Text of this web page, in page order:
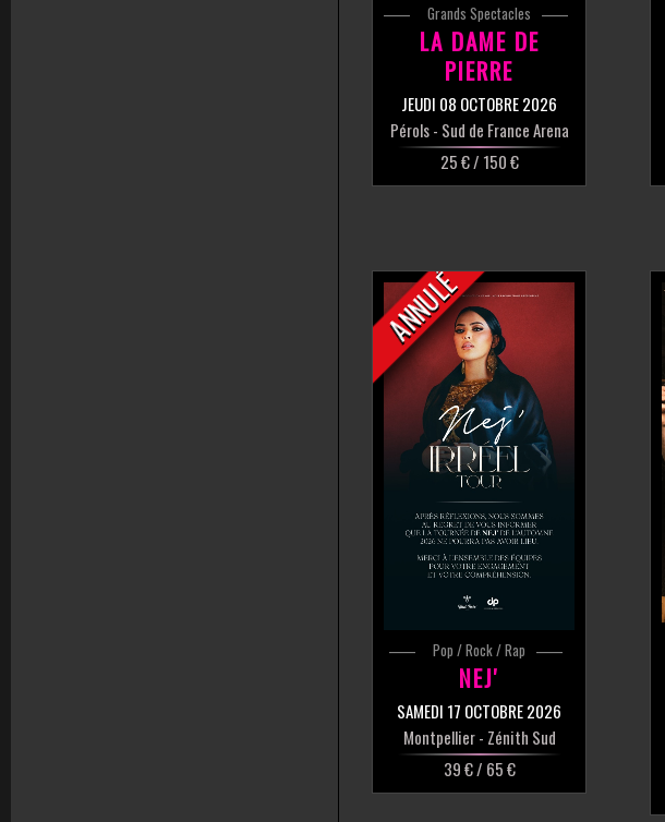
Grands Spectacles
LA DAME DE
PIERRE
JEUDI 08 OCTOBRE 2026
Pérols- Sud de France Arena
25 € / 150 €
ANNULÉ
Pop / Rock / Rap
NEJ'
SAMEDI 17 OCTOBRE 2026
Montpellier- Zénith Sud
39 € / 65 €